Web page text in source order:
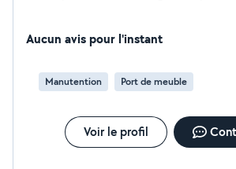
Aucun avis pour l'instant
Manutention Port de meuble
Voir le profil